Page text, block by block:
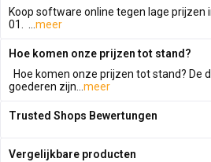
Koop software online tegen lage prijzen
01. ... meer
Hoe komen onze prijzen tot stand?
Hoe komen onze prijzen tot stand? De
goederen zijn... meer
Trusted Shops Bewertungen
Vergelijkbare producten